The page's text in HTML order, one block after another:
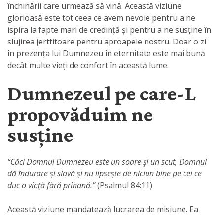
închinării care urmează să vină. Această viziune
glorioasă este tot ceea ce avem nevoie pentru a ne
ispira la fapte mari de credință și pentru a ne susține în
slujirea jertfitoare pentru aproapele nostru. Doar o zi
în prezența lui Dumnezeu în eternitate este mai bună
decât multe vieți de confort în această lume.
Dumnezeul pe care-L
propovăduim ne
susține
“Căci Domnul Dumnezeu este un soare şi un scut, Domnul
dă îndurare şi slavă şi nu lipseşte de niciun bine pe cei ce
duc o viaţă fără prihană.”(Psalmul 84:11)
Această viziune mandatează lucrarea de misiune. Ea